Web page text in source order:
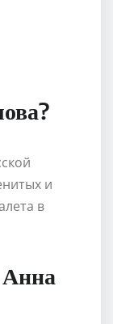
и
в
Анна